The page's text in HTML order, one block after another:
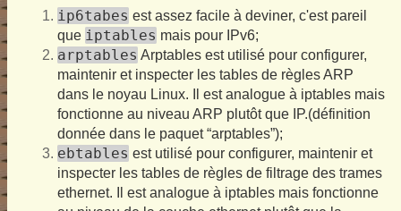
ip6tabes est assez facile à deviner, c'est pareil
que iptables mais pour IPv6;
arptables Arptables est utilisé pour configurer,
maintenir et inspecter les tables de règles ARP
dans le noyau Linux. Il est analogue à iptables mais
fonctionne au niveau ARP plutôt que IP.(définition
donnée dans le paquet “arptables”);
ebtables est utilisé pour configurer, maintenir et
inspecter les tables de règles de filtrage des trames
ethernet. Il est analogue à iptables mais fonctionne